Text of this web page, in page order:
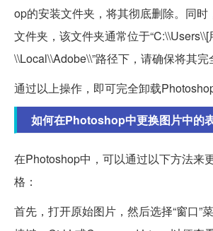
op的安装文件夹，将其彻底删除。同时
文件夹，该文件夹通常位于
\\Local\\Adobe\\”路径下，请确保将其完
通过以上操作，即可完全卸载Photoshop
如何在Photoshop中更换图片中的
在Photoshop中，可以通过以下方法来
格：
首先，打开原始图片，然后选择“窗口”